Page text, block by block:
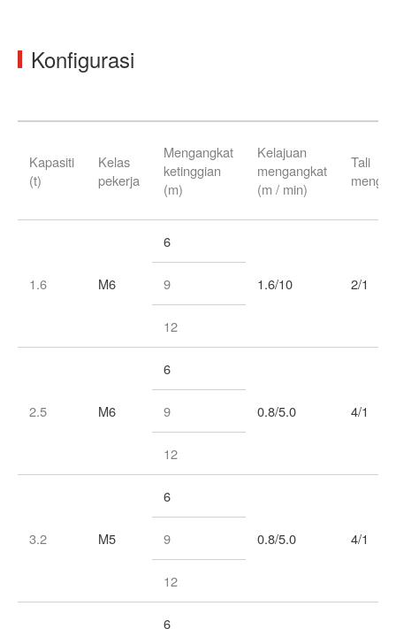
Konfigurasi
Kapasiti
(t)
Kelas
pekerja
Mengangkat
ketinggian
(m)
Kelajuan
mengangkat
(m / min)
Tali
1.6 M6
6
1.6/10 2/1
9
12
2.5 M6
6
0.8/5.0 4/1
9
12
3.2 M5
6
0.8/5.0 4/1
9
12
6